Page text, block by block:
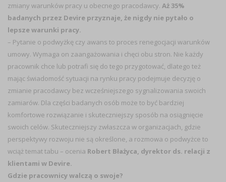
zmiany warunków pracy u obecnego pracodawcy. Aż 35%
badanych przez Devire przyznaje, że nigdy nie pytało o
lepsze warunki pracy.
– Pytanie o podwyżkę czy awans to proces renegocjacji warunków
umowy. Wymaga on zaangażowania i chęci obu stron. Nie każdy
pracownik chce lub potrafi się do tego przygotować, dlatego też
mając świadomość sytuacji na rynku pracy podejmuje decyzję o
zmianie pracodawcy bez wcześniejszego sygnalizowania swoich
zamiarów. Dla części badanych osób może to być bardziej
komfortowe rozwiązanie i skuteczniejszy sposób na osiągnięcie
swoich celów. Skuteczniejszy zwłaszcza w organizacjach, gdzie
perspektywy rozwoju nie są określone, a rozmowa o podwyżce to
wciąż temat tabu – ocenia Robert Błażyca, dyrektor ds. relacji z
klientami w Devire.
Gdzie pracownicy walczą o swoje?